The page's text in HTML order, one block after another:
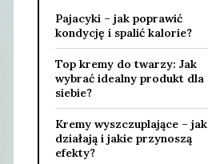
Pajacyki – jak poprawić
kondycję i spalić kalorie?
Top kremy do twarzy: Jak
wybrać idealny produkt dla
siebie?
Kremy wyszczuplające – jak
działają i jakie przynoszą
efekty?